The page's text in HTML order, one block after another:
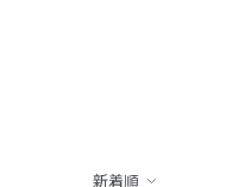
新着順